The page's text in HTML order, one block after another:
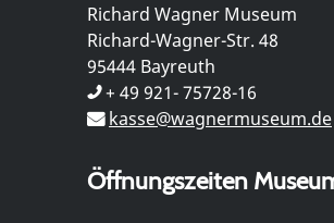
Richard Wagner Museum
Richard-Wagner-Str. 48
95444 Bayreuth
+ 49 921- 75728-16
kasse@wagnermuseum.de
Öffnungszeiten